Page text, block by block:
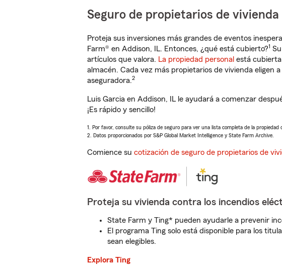
Seguro de propietarios de vivienda
Proteja sus inversiones más grandes de eventos
Farm® en Addison, IL. Entonces, ¿qué está cubierto?1
artículos que valora. La propiedad personal está
almacén. Cada vez más propietarios de vivienda eligen
aseguradora.2
Luis Garcia en Addison, IL le ayudará a comenzar
¡Es rápido y sencillo!
1. Por favor, consulte su póliza de seguro para ver una lista completa de la propiedad
2. Datos proporcionados por S&P Global Market Intelligence y State Farm Archive.
Comience su cotización de seguro de propietarios de
Proteja su vivienda contra los incendios
State Farm y Ting* pueden ayudarle a prevenir
El programa Ting solo está disponible para los
sean elegibles.
Explora Ting